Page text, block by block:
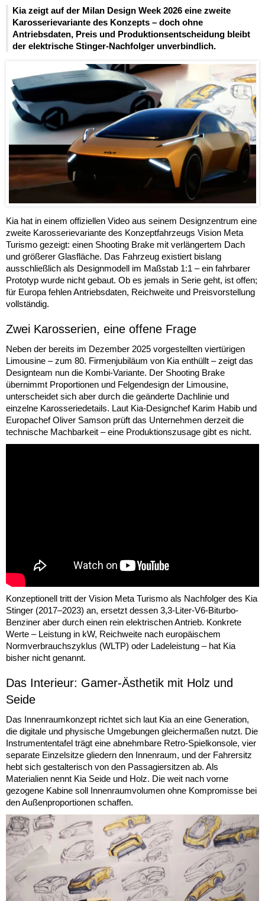
Kia zeigt auf der Milan Design Week 2026 eine zweite
Karosserievariante des Konzepts – doch ohne
Antriebsdaten, Preis und Produktionsentscheidung bleibt
der elektrische Stinger-Nachfolger unverbindlich.
Kia hat in einem offiziellen Video aus seinem Designzentrum eine
zweite Karosserievariante des Konzeptfahrzeugs Vision Meta
Turismo gezeigt: einen Shooting Brake mit verlängertem Dach
und größerer Glasfläche. Das Fahrzeug existiert bislang
ausschließlich als Designmodell im Maßstab 1:1 – ein fahrbarer
Prototyp wurde nicht gebaut. Ob es jemals in Serie geht, ist offen;
für Europa fehlen Antriebsdaten, Reichweite und Preisvorstellung
vollständig.
Zwei Karosserien, eine offene Frage
Neben der bereits im Dezember 2025 vorgestellten viertürigen
Limousine – zum 80. Firmenjubiläum von Kia enthüllt – zeigt das
Designteam nun die Kombi-Variante. Der Shooting Brake
übernimmt Proportionen und Felgendesign der Limousine,
unterscheidet sich aber durch die geänderte Dachlinie und
einzelne Karosseriedetails. Laut Kia-Designchef Karim Habib und
Europachef Oliver Samson prüft das Unternehmen derzeit die
technische Machbarkeit – eine Produktionszusage gibt es nicht.
Konzeptionell tritt der Vision Meta Turismo als Nachfolger des Kia
Stinger (2017–2023) an, ersetzt dessen 3,3-Liter-V6-Biturbo-
Benziner aber durch einen rein elektrischen Antrieb. Konkrete
Werte – Leistung in kW, Reichweite nach europäischem
Normverbrauchszyklus (WLTP) oder Ladeleistung – hat Kia
bisher nicht genannt.
Das Interieur: Gamer-Ästhetik mit Holz und
Seide
Das Innenraumkonzept richtet sich laut Kia an eine Generation,
die digitale und physische Umgebungen gleichermaßen nutzt. Die
Instrumententafel trägt eine abnehmbare Retro-Spielkonsole, vier
separate Einzelsitze gliedern den Innenraum, und der Fahrersitz
hebt sich gestalterisch von den Passagiersitzen ab. Als
Materialien nennt Kia Seide und Holz. Die weit nach vorne
gezogene Kabine soll Innenraumvolumen ohne Kompromisse bei
den Außenproportionen schaffen.